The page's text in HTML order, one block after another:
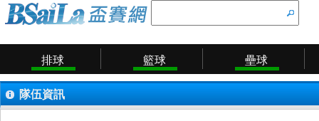
排球 籃球 壘球
隊伍資訊